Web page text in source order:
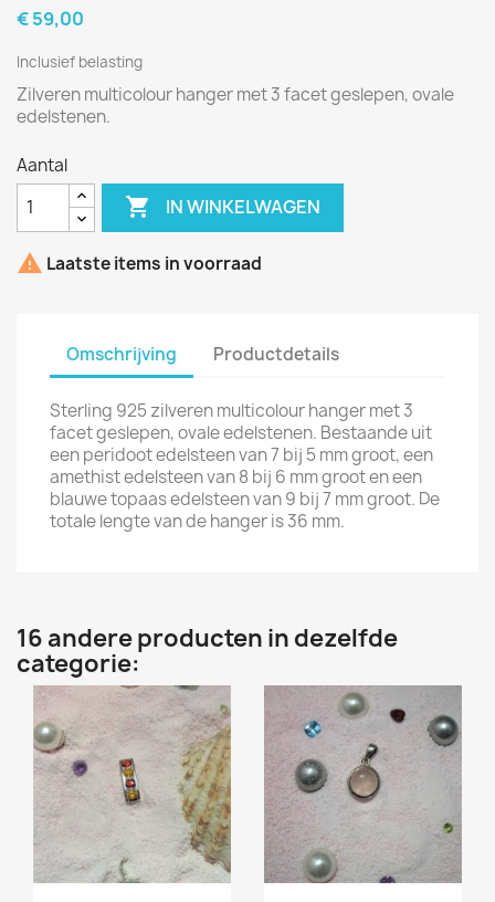
€ 59,00
Inclusief belasting
Zilveren multicolour hanger met 3 facet geslepen, ovale
edelstenen.
Aantal
 IN WINKELWAGEN
 Laatste items in voorraad
Omschrijving Productdetails
Sterling 925 zilveren multicolour hanger met 3
facet geslepen, ovale edelstenen. Bestaande uit
een peridoot edelsteen van 7 bij 5 mm groot, een
amethist edelsteen van 8 bij 6 mm groot en een
blauwe topaas edelsteen van 9 bij 7 mm groot. De
totale lengte van de hanger is 36 mm.
16 andere producten in dezelfde
categorie: